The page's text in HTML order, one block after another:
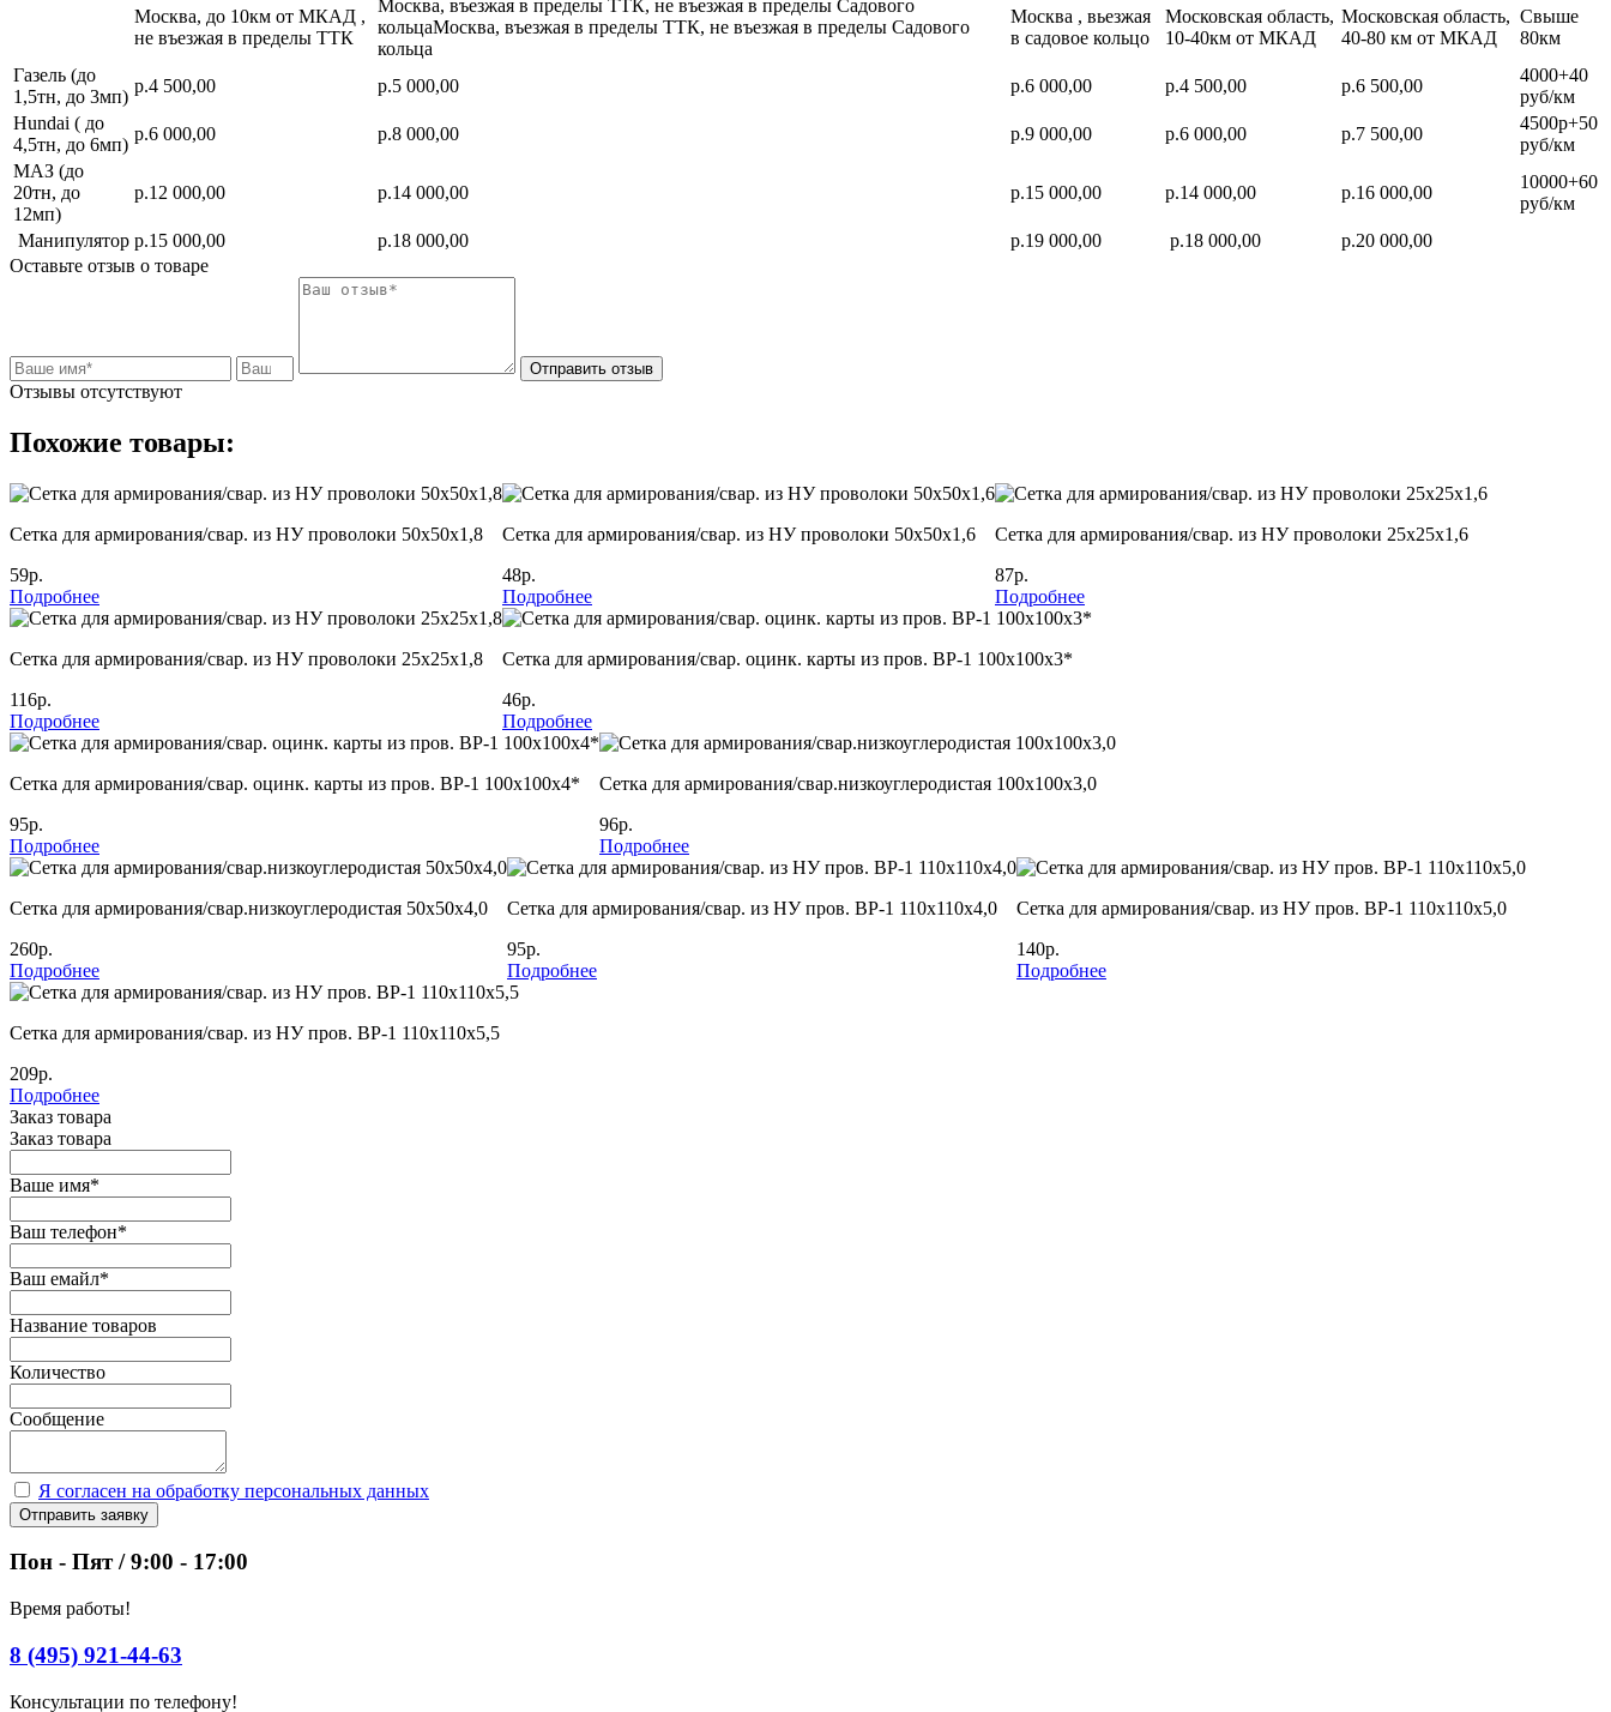
Москва, до 10км от МКАД ,
не въезжая в пределы ТТК
Москва, въезжая в пределы ТТК, не въезжая в пределы Садового
кольцаМосква, въезжая в пределы ТТК, не въезжая в пределы Садового
кольца
Москва , вьезжая
в садовое кольцо
Московская область,
10-40км от МКАД
Московская область,
40-80 км от МКАД
Свыше
80км
Газель (до
1,5тн, до 3мп)
р.4 500,00 р.5 000,00 р.6 000,00 р.4 500,00 р.6 500,00
4000+40
руб/км
Hundai ( до
4,5тн, до 6мп)
р.6 000,00 р.8 000,00 р.9 000,00 р.6 000,00 р.7 500,00
4500р+50
руб/км
МАЗ (до
20тн, до
12мп)
р.12 000,00 р.14 000,00 р.15 000,00 р.14 000,00 р.16 000,00
10000+60
руб/км
Манипулятор р.15 000,00 р.18 000,00 р.19 000,00 р.18 000,00
р.20 000,00
Оставьте отзыв о товаре
Отправить отзыв
Отзывы отсутствуют
Похожие товары:
Сетка для армирования/свар. из НУ проволоки 50х50х1,8
59р.
Подробнее
Сетка для армирования/свар. из НУ проволоки 50х50х1,6
48р.
Подробнее
Сетка для армирования/свар. из НУ проволоки 25х25х1,6
87р.
Подробнее
Сетка для армирования/свар. из НУ проволоки 25х25х1,8
116р.
Подробнее
Сетка для армирования/свар. оцинк. карты из пров. ВР-1 100х100х3*
46р.
Подробнее
Сетка для армирования/свар. оцинк. карты из пров. ВР-1 100х100х4*
95р.
Подробнее
Сетка для армирования/свар.низкоуглеродистая 100х100х3,0
96р.
Подробнее
Сетка для армирования/свар.низкоуглеродистая 50х50х4,0
260р.
Подробнее
Сетка для армирования/свар. из НУ пров. ВР-1 110х110х4,0
95р.
Подробнее
Сетка для армирования/свар. из НУ пров. ВР-1 110х110х5,0
140р.
Подробнее
Сетка для армирования/свар. из НУ пров. ВР-1 110х110х5,5
209р.
Подробнее
Заказ товара
Заказ товара
Ваше имя*
Ваш телефон*
Ваш емайл*
Название товаров
Количество
Сообщение
Я согласен на обработку персональных данных
Отправить заявку
Пон - Пят / 9:00 - 17:00
Время работы!
8 (495) 921-44-63
Консультации по телефону!